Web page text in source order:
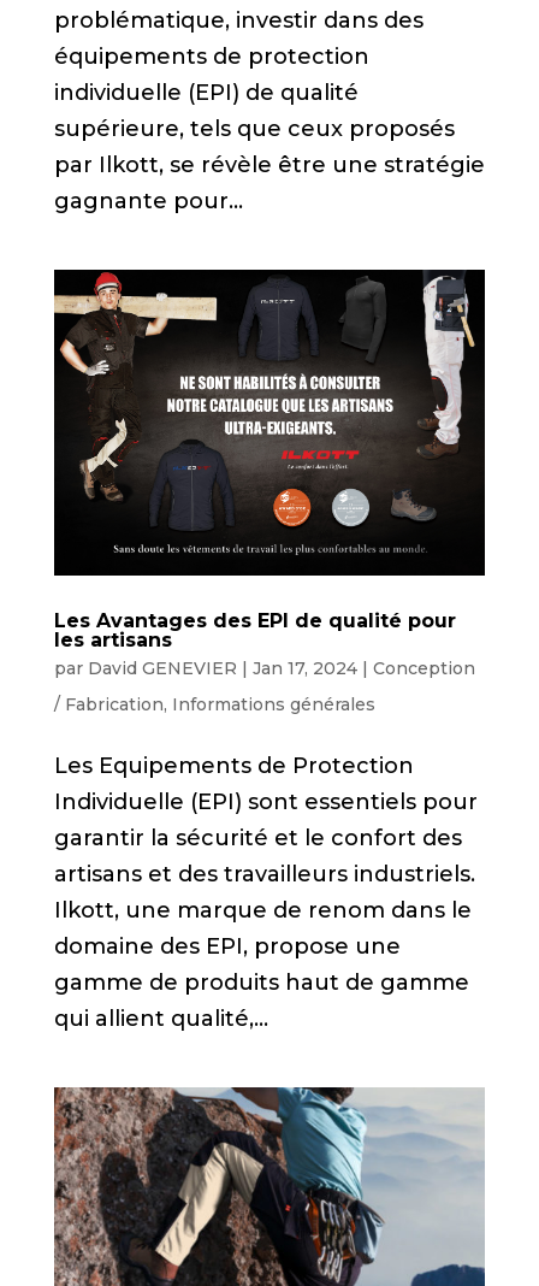
problématique, investir dans des
équipements de protection
individuelle (EPI) de qualité
supérieure, tels que ceux proposés
par Ilkott, se révèle être une stratégie
gagnante pour...
Les Avantages des EPI de qualité pour
les artisans
par David GENEVIER | Jan 17, 2024| Conception
/ Fabrication, Informations générales
Les Equipements de Protection
Individuelle (EPI) sont essentiels pour
garantir la sécurité et le confort des
artisans et des travailleurs industriels.
Ilkott, une marque de renom dans le
domaine des EPI, propose une
gamme de produits haut de gamme
qui allient qualité,...